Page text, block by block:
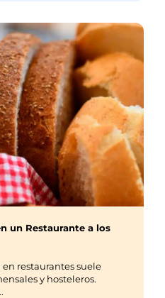
un Restaurante a los
restaurantes suele
y hosteleros.